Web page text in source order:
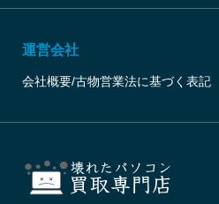
運営会社
会社概要/古物営業法に基づく表記